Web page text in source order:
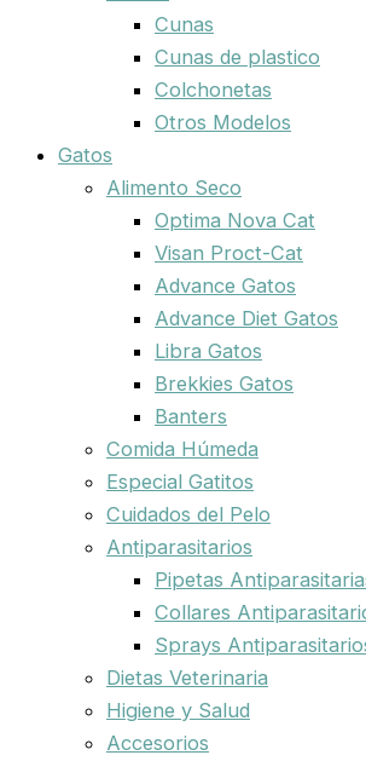
Cunas
Cunas de plastico
Colchonetas
Otros Modelos
Gatos
Alimento Seco
Optima Nova Cat
Visan Proct-Cat
Advance Gatos
Advance Diet Gatos
Libra Gatos
Brekkies Gatos
Banters
Comida Húmeda
Especial Gatitos
Cuidados del Pelo
Antiparasitarios
Pipetas
Collares
Sprays
Dietas Veterinaria
Higiene y Salud
Accesorios